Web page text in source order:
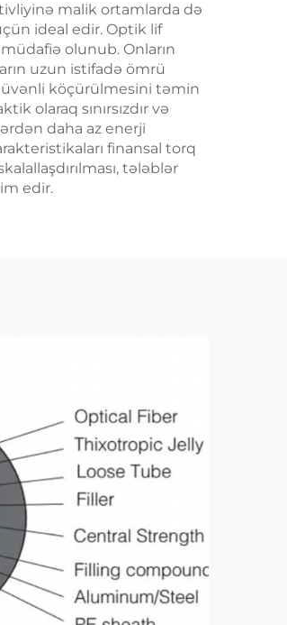
malik ortamlarda də
ideal edir. Optik lif
olunub. Onların
uzun istifadə ömrü
köçürülmesini təmin
olaraq sınırsızdır və
daha az enerji
finansal torq
tələblər
edir.